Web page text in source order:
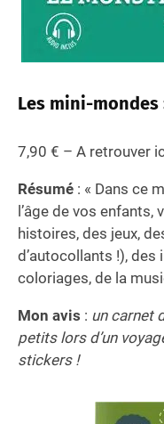
Les mini-mondes
7,90 € – A retrouver
Résumé : « Dans ce
l’âge de vos enfants,
histoires, des jeux,
d’autocollants !),
coloriages, de la
Mon avis : un carnet
petits lors d’un
stickers !